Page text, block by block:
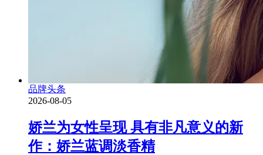
品牌头条
2026-08-05
娇兰为女性呈现 具有非凡意义的新
作：娇兰蓝调淡香精